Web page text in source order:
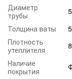
Диаметр
трубы
Толщина ваты
Плотность
утеплителя
Наличие
покрытия